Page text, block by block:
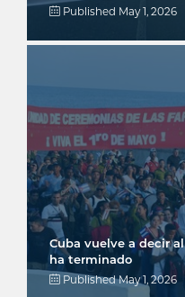
Published May 1, 2026
Cuba vuelve a decir
ha terminado
PublishedMay 1, 2026